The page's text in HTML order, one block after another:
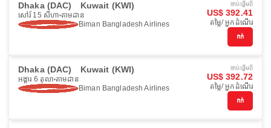
Dhaka (DAC) Kuwait (KWI)
សៅរ៍ 15 សីហា តាមដាន
Biman Bangladesh Airlines
ចាប់ផ្ដើមពី
US$ 392.41
តម្លៃ/ អ្នកដំណើរ
កក់
Dhaka (DAC) Kuwait (KWI)
អង្គារ 6 តុលា តាមដាន
Biman Bangladesh Airlines
ចាប់ផ្ដើមពី
US$ 392.72
តម្លៃ/ អ្នកដំណើរ
កក់